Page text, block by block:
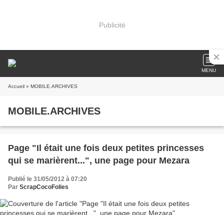
Publicité
MENU
Accueil » MOBILE.ARCHIVES
MOBILE.ARCHIVES
Page "Il était une fois deux petites princesses
qui se marièrent...", une page pour Mezara
Publié le 31/05/2012 à 07:20
Par ScrapCocoFolies